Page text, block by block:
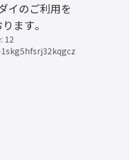
イのご利用を
ます。
12